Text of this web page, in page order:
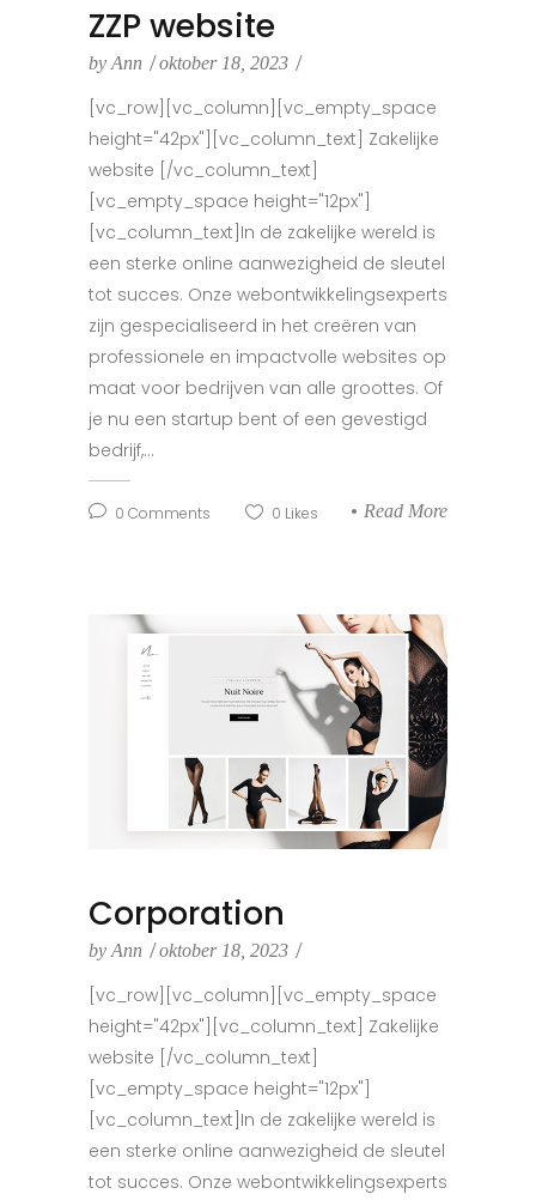
ZZP website
by Ann oktober 18, 2023
[vc_row][vc_column][vc_empty_space
height="42px"][vc_column_text] Zakelijke
website [/vc_column_text]
[vc_empty_space height="12px"]
[vc_column_text]In de zakelijke wereld is
een sterke online aanwezigheid de sleutel
tot succes. Onze webontwikkelingsexperts
zijn gespecialiseerd in het creëren van
professionele en impactvolle websites op
maat voor bedrijven van alle groottes. Of
je nu een startup bent of een gevestigd
bedrijf,...
0 Comments 0 Likes Read More
Corporation
by Ann oktober 18, 2023
[vc_row][vc_column][vc_empty_space
height="42px"][vc_column_text] Zakelijke
website [/vc_column_text]
[vc_empty_space height="12px"]
[vc_column_text]In de zakelijke wereld is
een sterke online aanwezigheid de sleutel
tot succes. Onze webontwikkelingsexperts